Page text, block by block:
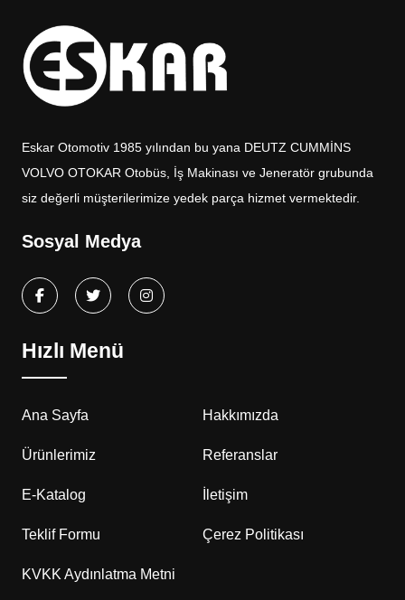
Eskar Otomotiv 1985 yılından bu yana DEUTZ CUMMİNS
VOLVO OTOKAR Otobüs, İş Makinası ve Jeneratör grubunda
siz değerli müşterilerimize yedek parça hizmet vermektedir.
Sosyal Medya
Hızlı Menü
Ana Sayfa Hakkımızda
Ürünlerimiz Referanslar
E-Katalog İletişim
Teklif Formu Çerez Politikası
KVKK Aydınlatma Metni